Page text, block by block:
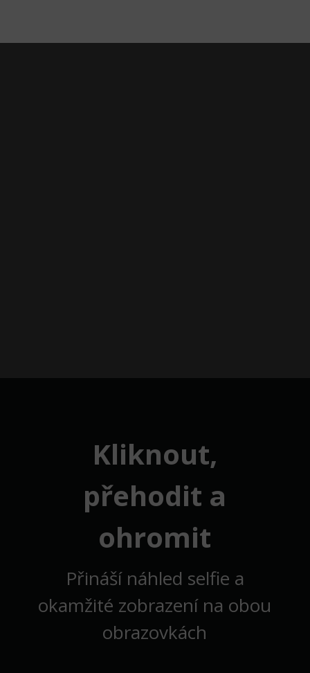
Kliknout,
přehodit a
ohromit
Přináší náhled selfie a
okamžité zobrazení na obou
obrazovkách